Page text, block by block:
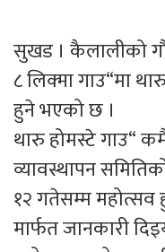
सुखड । कैलालीको
८ लिक्मा गाउ“मा
हुने भएको छ ।
थारु होमस्टे गाउ“
व्यावस्थापन
१२ गतेसम्म महोत्सव
मार्फत जानकारी